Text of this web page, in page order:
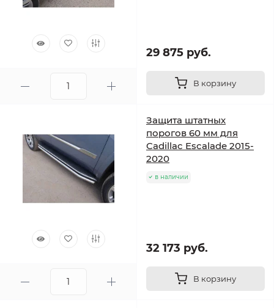
29 875 руб.
В корзину
Защита штатных
порогов 60 мм для
Cadillac Escalade 2015-
2020
в наличии
32 173 руб.
В корзину